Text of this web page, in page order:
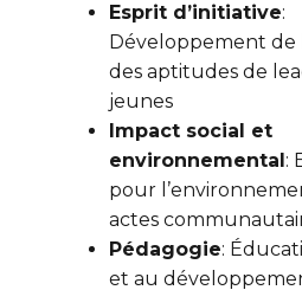
Esprit d’initiative:
Développement de
des aptitudes de
jeunes
Impact social et
environnemental :
pour
actes
Pédagogie:
et au